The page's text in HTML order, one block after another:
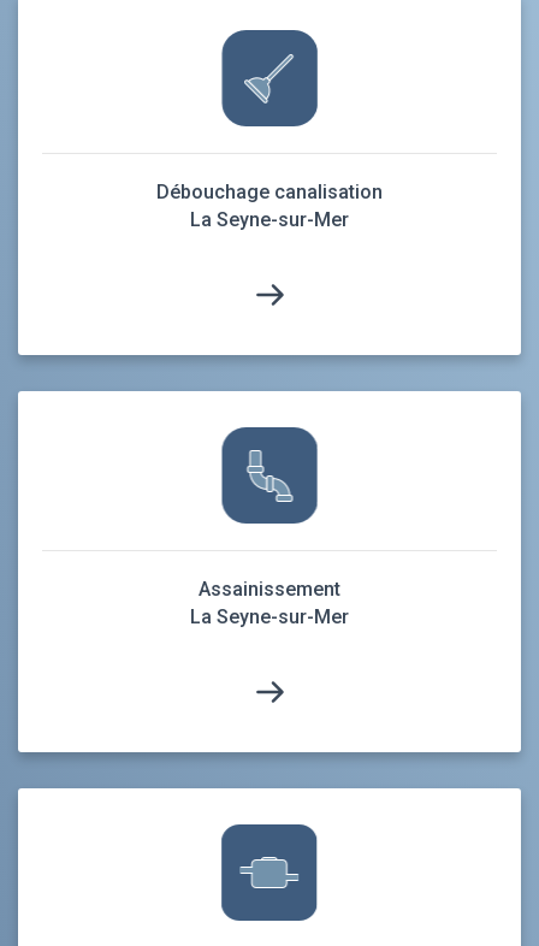
Débouchage canalisation
La Seyne-sur-Mer
Assainissement
La Seyne-sur-Mer